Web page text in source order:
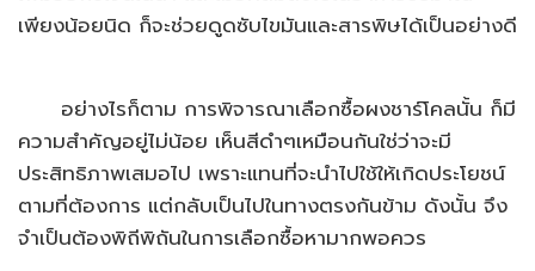
เพียงน้อยนิด ก็จะช่วยดูดซับไขมันและสารพิษได้เป็นอย่างดี
อย่างไรก็ตาม การพิจารณาเลือกซื้อผงชาร์โคลนั้น ก็มี
ความสำคัญอยู่ไม่น้อย เห็นสีดำๆเหมือนกันใช่ว่าจะมี
ประสิทธิภาพเสมอไป เพราะแทนที่จะนำไปใช้ให้เกิดประโยชน์
ตามที่ต้องการ แต่กลับเป็นไปในทางตรงกันข้าม ดังนั้น จึง
จำเป็นต้องพิถีพิถันในการเลือกซื้อหามากพอควร